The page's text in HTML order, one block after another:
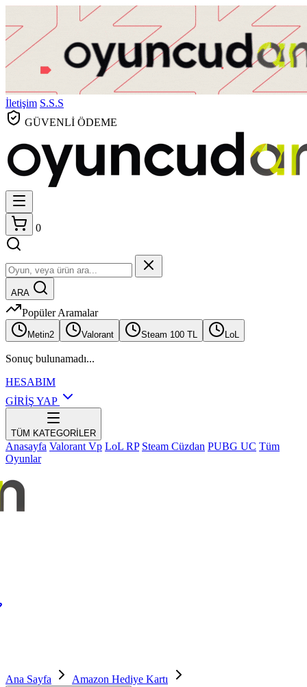
İletişim S.S.S
GÜVENLİ ÖDEME
0
ARA
Popüler Aramalar
Metin2 Valorant Steam 100 TL LoL
Sonuç bulunamadı...
HESABIM
GİRİŞ YAP
TÜM KATEGORİLER
Anasayfa Valorant Vp LoL RP Steam Cüzdan PUBG UC Tüm
Oyunlar
Ana Sayfa Amazon Hediye Kartı